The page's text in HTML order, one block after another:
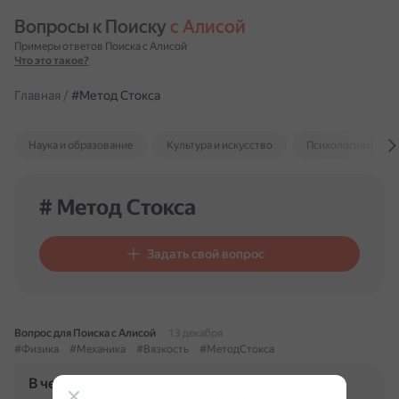
Вопросы к Поиску с Алисой
Примеры ответов Поиска с Алисой
Что это такое?
Главная / #Метод Стокса
Наука и образование Культура и искусство Психология и
# Метод Стокса
Задать свой вопрос
Вопрос для Поиска с Алисой
13 декабря
#Физика
#Механика #Вязкость #МетодСтокса
В чем заключается практическое применение